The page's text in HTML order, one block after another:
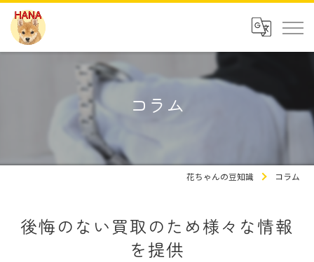
コラム
花ちゃんの豆知識 コラム
後悔のない買取のため様々な情報
を提供